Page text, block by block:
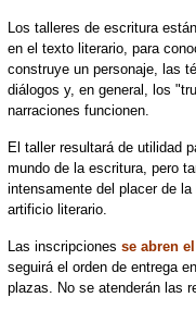
Los talleres de escritura
en el texto literario, para
construye un personaje, las
diálogos y, en general, los
narraciones funcionen.
El taller resultará de utilidad
mundo de la escritura, pero
intensamente del placer de
artificio literario.
Las inscripciones se abren
seguirá el orden de entrega
plazas. No se atenderán las